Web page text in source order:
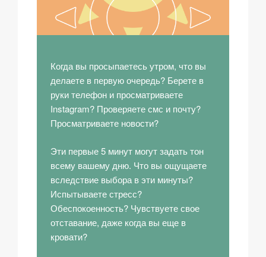
Когда вы просыпаетесь утром, что вы
делаете в первую очередь? Берете в
руки телефон и просматриваете
Instagram? Проверяете смс и почту?
Просматриваете новости?
Эти первые 5 минут могут задать тон
всему вашему дню. Что вы ощущаете
вследствие выбора в эти минуты?
Испытываете стресс?
Обеспокоенность? Чувствуете свое
отставание, даже когда вы еще в
кровати?